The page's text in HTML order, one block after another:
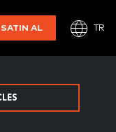
AL TR